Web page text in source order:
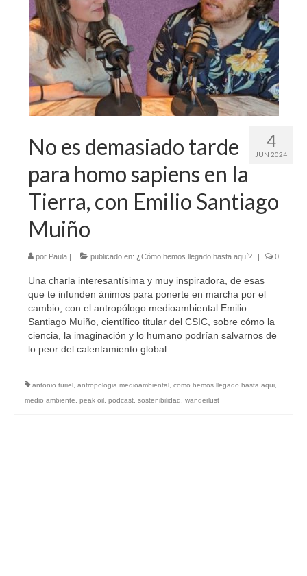
Sobre mí
Contacto
4
JUN 2024
No es demasiado tarde
para homo sapiens en la
Tierra, con Emilio Santiago
Muiño
por Paula publicado en: ¿Cómo hemos llegado hasta aquí? 0
Una charla interesantísima y muy inspiradora, de esas
que te infunden ánimos para ponerte en marcha por el
cambio, con el antropólogo medioambiental Emilio
Santiago Muiño, científico titular del CSIC, sobre cómo la
ciencia, la imaginación y lo humano podrían salvarnos de
lo peor del calentamiento global.
antonio turiel , antropologia medioambiental , como hemos llegado hasta aqui,
medio ambiente, peak oil , podcast, sostenibilidad , wanderlust